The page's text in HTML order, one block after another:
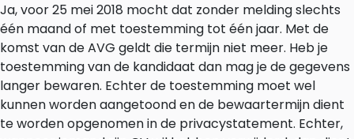
Ja, voor 25 mei 2018 mocht dat zonder melding slechts
één maand of met toestemming tot één jaar. Met de
komst van de AVG geldt die termijn niet meer. Heb je
toestemming van de kandidaat dan mag je de gegevens
langer bewaren. Echter de toestemming moet wel
kunnen worden aangetoond en de bewaartermijn dient
te worden opgenomen in de privacystatement. Echter,